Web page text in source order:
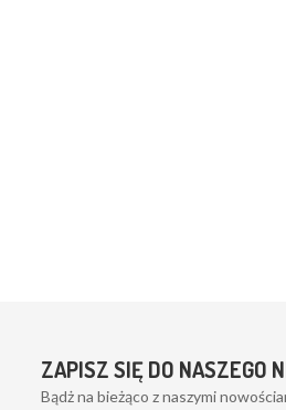
ZAPISZ SIĘ DO NASZEGO
Bądż na bieżąco z naszymi